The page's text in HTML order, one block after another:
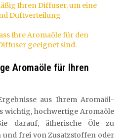
Ihren Diffuser, um eine
Duftverteilung
Ihre Aromaöle für den
geeignet sind.
Aromaöle für Ihren
aus Ihrem Aromaöl-
wichtig, hochwertige Aromaöle
darauf, ätherische Öle zu
frei von Zusatzstoffen oder